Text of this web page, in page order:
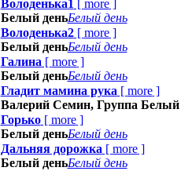
Володенька1 [ more]
Белый деньБелый день
Володенька2[ more]
Белый деньБелый день
Галина [ more]
Белый деньБелый день
Гладит мамина рука [ more]
Валерий Семин, Группа Белый
Горько[ more]
Белый деньБелый день
Дальняя дорожка [ more]
Белый деньБелый день